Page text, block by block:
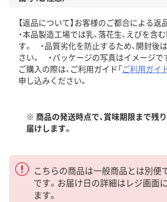
【返品について】お客様のご都合による返
・本品製造工場では乳、落花生、えびを含
す。 ・品質劣化を防止するため、開封後
さい。 ・パッケージの写真はイメージで
ご購入の際は、ご利用ガイド「ご利用ガイ
申し込みください。
※ 商品の発送時点で、賞味期限まで残
届けします。
こちらの商品は一般商品とは別便
です。お届け日の詳細はレジ画面
ます。